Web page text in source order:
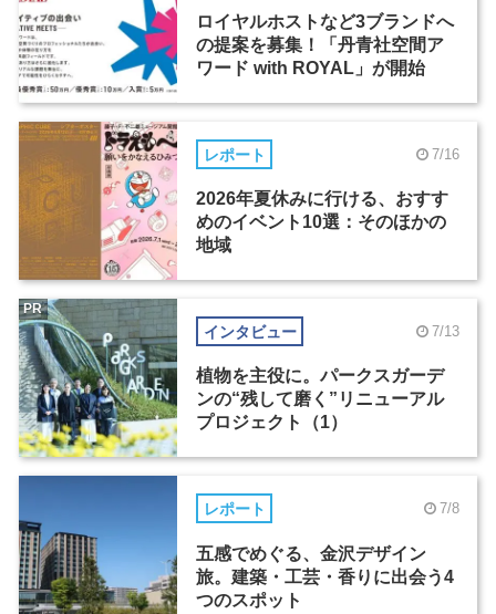
ロイヤルホストなど3ブランドへ
の提案を募集！「丹青社空間ア
ワード with ROYAL」が開始
レポート 7/16
2026年夏休みに行ける、おすす
めのイベント10選：そのほかの
地域
インタビュー 7/13
植物を主役に。パークスガーデ
ンの“残して磨く”リニューアル
プロジェクト（1）
PR
レポート 7/8
五感でめぐる、金沢デザイン
旅。建築・工芸・香りに出会う4
つのスポット